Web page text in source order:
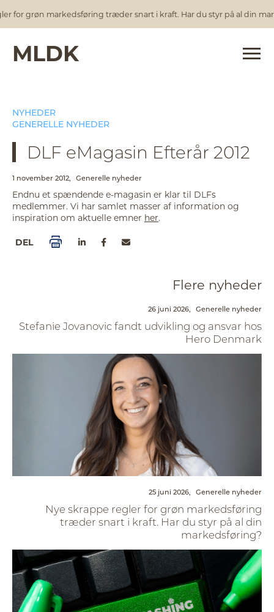
for grøn markedsføring træder snart i kraft. Har du styr på al din
MLDK
NYHEDER
GENERELLE NYHEDER
DLF eMagasin Efterår 2012
1 november 2012, Generelle nyheder
Endnu et spændende e-magasin er klar til DLFs
medlemmer. Vi har samlet masser af information og
inspiration om aktuelle emner her.
DEL
Flere nyheder
26 juni 2026, Generelle nyheder
Stefanie Jovanovic fandt udvikling og ansvar hos
Hero Denmark
25 juni 2026, Generelle nyheder
Nye skrappe regler for grøn markedsføring
træder snart i kraft. Har du styr på al din
markedsføring?